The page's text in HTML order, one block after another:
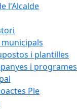
l'Alcalde
i plantilles
i programes
Ple